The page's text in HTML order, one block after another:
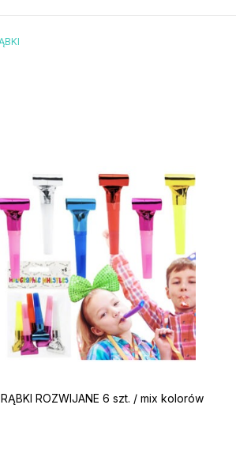
ROZWIJANE 6 szt. / mix kolorów